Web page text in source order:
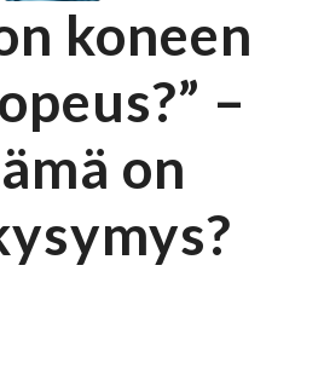
koneen
–
on